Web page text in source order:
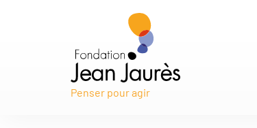
Penser pour agir